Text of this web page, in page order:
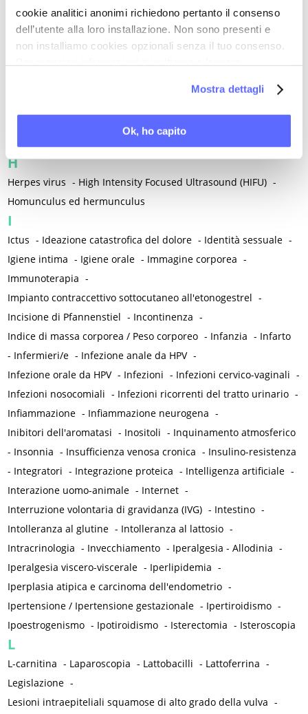
cookie analitici anonimi richiedono pertanto il consenso
dell’utente alla loro installazione. Non sono presenti e
non installiamo cookies opzionali senza il tuo consenso.
Mostra dettagli
Ok, ho capito
Funzione sessuale femminile -Funzione sessuale maschile
Funzioni cognitive -Fusobacterium
G
Gabapentin -Galectine -Gardnerella vaginalis -
- Glaucoma
Gravidanza
H
Herpes virus - High Intensity Focused Ultrasound (HIFU) -
Homunculus ed hermunculus
I
Ictus - Ideazione catastrofica del dolore - Identità sessuale -
Igiene intima - Igiene orale - Immagine corporea -
Immunoterapia -
Impianto contraccettivo sottocutaneo all'etonogestrel -
Incisione di Pfannenstiel - Incontinenza -
Indice di massa corporea / Peso corporeo - Infanzia - Infarto
- Infermieri/e - Infezione anale da HPV -
Infezione orale da HPV - Infezioni - Infezioni cervico-vaginali -
Infezioni nosocomiali - Infezioni ricorrenti del tratto urinario -
Infiammazione - Infiammazione neurogena -
Inibitori dell'aromatasi - Inositoli - Inquinamento atmosferico
- Insonnia - Insufficienza venosa cronica - Insulino-resistenza
- Integratori - Integrazione proteica - Intelligenza artificiale -
Interazione uomo-animale - Internet -
Interruzione volontaria di gravidanza (IVG) - Intestino -
Intolleranza al glutine - Intolleranza al lattosio -
Intracrinologia - Invecchiamento - Iperalgesia - Allodinia -
Iperalgesia viscero-viscerale - Iperlipidemia -
Iperplasia atipica e carcinoma dell'endometrio -
Ipertensione / Ipertensione gestazionale - Ipertiroidismo -
Ipoestrogenismo - Ipotiroidismo - Isterectomia - Isteroscopia
L
L-carnitina - Laparoscopia - Lattobacilli - Lattoferrina -
Legislazione -
Lesioni intraepiteliali squamose di alto grado della vulva -